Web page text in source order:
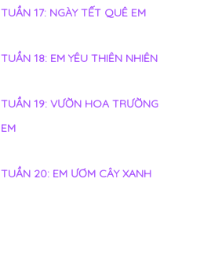
TUẦN 17: NGÀY TẾT QUÊ EM
TUẦN 18: EM YÊU THIÊN NHIÊN
TUẦN 19: VƯỜN HOA TRƯỜNG
EM
TUẦN 20: EM ƯƠM CÂY XANH